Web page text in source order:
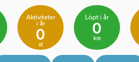
Aktiviteter
i år
0
st
Löpt i år
0
km